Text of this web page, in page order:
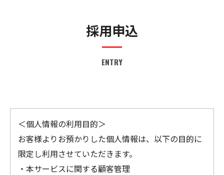
採用申込
ENTRY
＜個人情報の利用目的＞
お客様よりお預かりした個人情報は、以下の目的に
限定し利用させていただきます。
・本サービスに関する顧客管理